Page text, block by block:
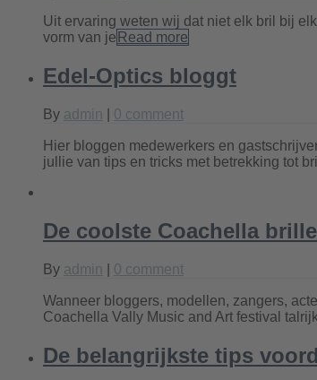
Uit ervaring weten wij dat niet elk bril bij
vorm van je Read more
Edel-Optics bloggt
By admin 0 comment
Hier bloggen medewerkers en
jullie van tips en tricks met betrekking tot
De coolste Coachella
By admin 0 comment
Wanneer bloggers, modellen, zangers,
Coachella Vally Music and Art festival
De belangrijkste tips